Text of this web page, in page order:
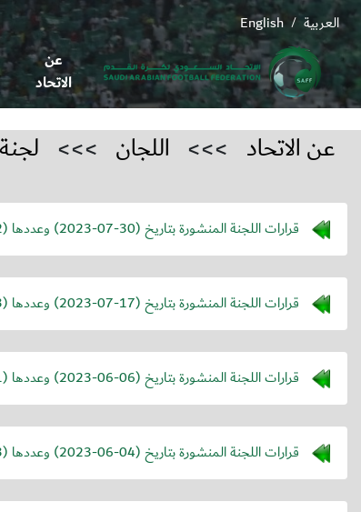
English / العربية
عن
الاتحاد
عن الاتحاد >>> اللجان >>>
قرارات اللجنة المنشورة بتاريخ (2023-07-30) وعددها (2)
قرارات اللجنة المنشورة بتاريخ (2023-07-17) وعددها (3)
قرارات اللجنة المنشورة بتاريخ (2023-06-06) وعددها (1)
قرارات اللجنة المنشورة بتاريخ (2023-06-04) وعددها (3)